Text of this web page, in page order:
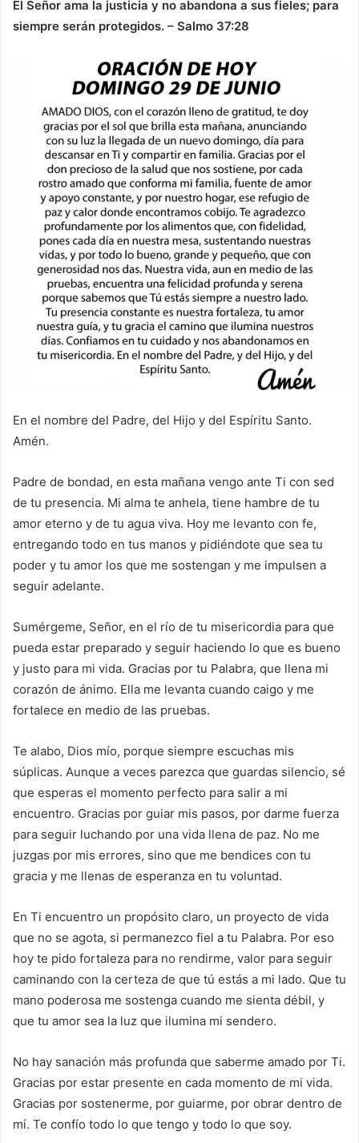
El Señor ama la justicia y no abandona a sus fieles; para
siempre serán protegidos. – Salmo 37:28
En el nombre del Padre, del Hijo y del Espíritu Santo.
Amén.
Padre de bondad, en esta mañana vengo ante Ti con sed
de tu presencia. Mi alma te anhela, tiene hambre de tu
amor eterno y de tu agua viva. Hoy me levanto con fe,
entregando todo en tus manos y pidiéndote que sea tu
poder y tu amor los que me sostengan y me impulsen a
seguir adelante.
Sumérgeme, Señor, en el río de tu misericordia para que
pueda estar preparado y seguir haciendo lo que es bueno
y justo para mi vida. Gracias por tu Palabra, que llena mi
corazón de ánimo. Ella me levanta cuando caigo y me
fortalece en medio de las pruebas.
Te alabo, Dios mío, porque siempre escuchas mis
súplicas. Aunque a veces parezca que guardas silencio, sé
que esperas el momento perfecto para salir a mi
encuentro. Gracias por guiar mis pasos, por darme fuerza
para seguir luchando por una vida llena de paz. No me
juzgas por mis errores, sino que me bendices con tu
gracia y me llenas de esperanza en tu voluntad.
En Ti encuentro un propósito claro, un proyecto de vida
que no se agota, si permanezco fiel a tu Palabra. Por eso
hoy te pido fortaleza para no rendirme, valor para seguir
caminando con la certeza de que tú estás a mi lado. Que tu
mano poderosa me sostenga cuando me sienta débil, y
que tu amor sea la luz que ilumina mi sendero.
No hay sanación más profunda que saberme amado por Ti.
Gracias por estar presente en cada momento de mi vida.
Gracias por sostenerme, por guiarme, por obrar dentro de
mí. Te confío todo lo que tengo y todo lo que soy.